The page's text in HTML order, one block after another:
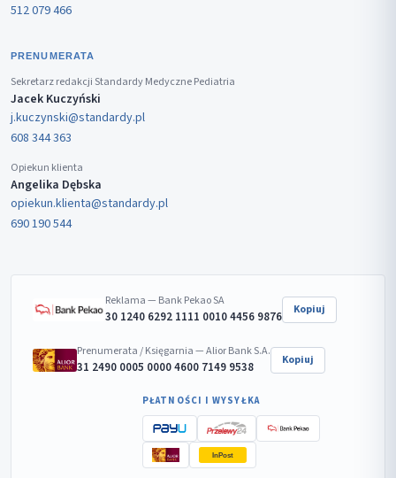
512 079 466
PRENUMERATA
Sekretarz redakcji Standardy Medyczne Pediatria
Jacek Kuczyński
j.kuczynski@standardy.pl
608 344 363
Opiekun klienta
Angelika Dębska
opiekun.klienta@standardy.pl
690 190 544
Reklama — Bank Pekao SA
30 1240 6292 1111 0010 4456 9876 Kopiuj
Prenumerata / Księgarnia — Alior Bank S.A.
31 2490 0005 0000 4600 7149 9538 Kopiuj
PŁATNOŚCI I WYSYŁKA
InPost